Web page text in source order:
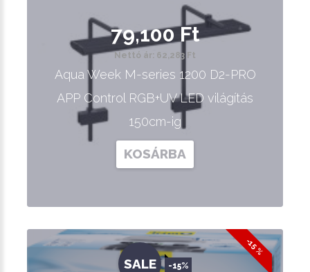
79,100 Ft
Nettó ár: 62,283 Ft
Aqua Week M-series 1200 D2-PRO
APP Control RGB+UV LED világítás
150cm-ig
KOSÁRBA
-15 %
SALE -15%